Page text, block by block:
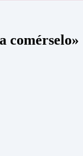
comérselo»